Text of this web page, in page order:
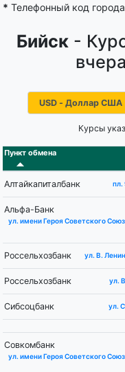
* Телефонный код
Бийск-
вчера
Курсы
Пункт обмена
Алтайкапиталбанк пл.
Альфа-Банк
ул. имени Героя Советского
Россельхозбанк ул. В.
Россельхозбанк ул.
Сибсоцбанк ул.
Совкомбанк
ул. имени Героя Советского